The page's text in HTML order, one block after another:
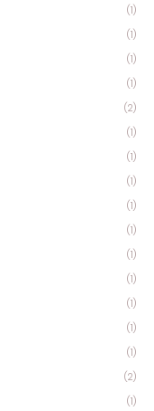
(1)
(1)
(1)
(1)
(2)
(1)
(1)
(1)
(1)
(1)
(1)
(1)
(1)
(1)
(1)
(2)
(1)